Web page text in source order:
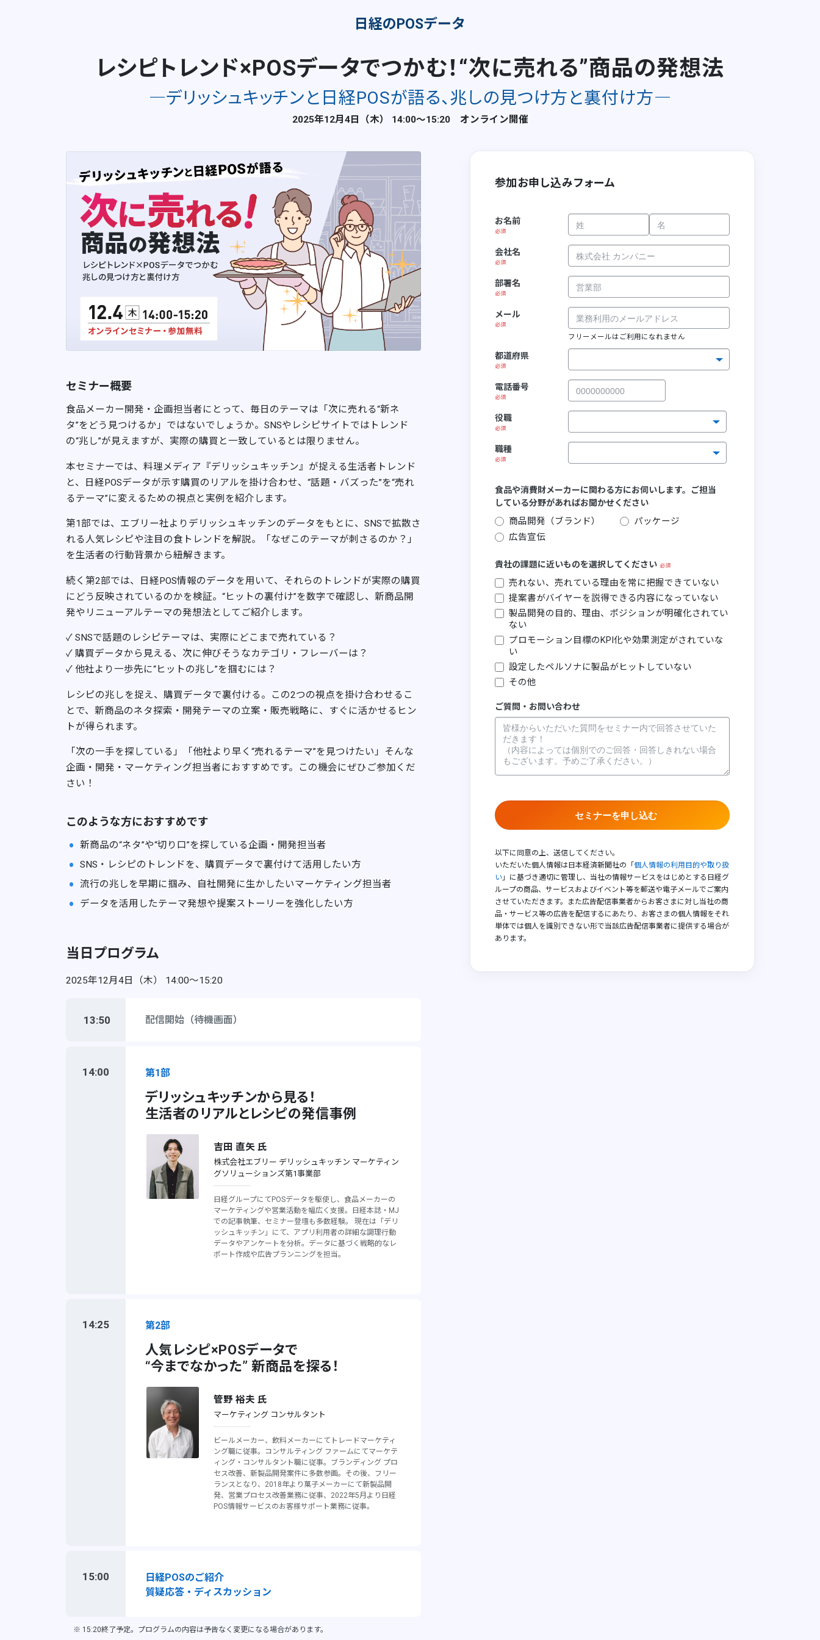
日経のPOSデータ
レシピトレンド×POSデータでつかむ！“次に売れる”商品の発想法
―デリッシュキッチンと日経POSが語る、兆しの見つけ方と裏付け方―
2025年12月4日（木） 14:00〜15:20 オンライン開催
セミナー概要
食品メーカー開発・企画担当者にとって、毎日のテーマは「次に売れる“新ネ
タ”をどう見つけるか」ではないでしょうか。SNSやレシピサイトではトレンド
の“兆し”が見えますが、実際の購買と一致しているとは限りません。
本セミナーでは、料理メディア『デリッシュキッチン』が捉える生活者トレンド
と、日経POSデータが示す購買のリアルを掛け合わせ、“話題・バズった”を“売れ
るテーマ”に変えるための視点と実例を紹介します。
第1部では、エブリー社よりデリッシュキッチンのデータをもとに、SNSで拡散さ
れる人気レシピや注目の食トレンドを解説。「なぜこのテーマが刺さるのか？」
を生活者の行動背景から紐解きます。
続く第2部では、日経POS情報のデータを用いて、それらのトレンドが実際の購買
にどう反映されているのかを検証。“ヒットの裏付け”を数字で確認し、新商品開
発やリニューアルテーマの発想法としてご紹介します。
✓ SNSで話題のレシピテーマは、実際にどこまで売れている？
✓ 購買データから見える、次に伸びそうなカテゴリ・フレーバーは？
✓ 他社より一歩先に“ヒットの兆し”を掴むには？
レシピの兆しを捉え、購買データで裏付ける。この2つの視点を掛け合わせるこ
とで、新商品のネタ探索・開発テーマの立案・販売戦略に、すぐに活かせるヒン
トが得られます。
「次の一手を探している」「他社より早く“売れるテーマ”を見つけたい」そんな
企画・開発・マーケティング担当者におすすめです。この機会にぜひご参加くだ
さい！
このような方におすすめです
新商品の“ネタ”や“切り口”を探している企画・開発担当者
SNS・レシピのトレンドを、購買データで裏付けて活用したい方
流行の兆しを早期に掴み、自社開発に生かしたいマーケティング担当者
データを活用したテーマ発想や提案ストーリーを強化したい方
当日プログラム
2025年12月4日（木） 14:00〜15:20
13:50 配信開始（待機画面）
14:00 第1部
デリッシュキッチンから見る！
生活者のリアルとレシピの発信事例
吉田 直矢 氏
株式会社エブリー デリッシュキッチン マーケティン
グソリューションズ第1事業部
日経グループにてPOSデータを駆使し、食品メーカーの
マーケティングや営業活動を幅広く支援。日経本誌・MJ
での記事執筆、セミナー登壇も多数経験。 現在は「デリ
ッシュキッチン」にて、アプリ利用者の詳細な調理行動
データやアンケートを分析。データに基づく戦略的なレ
ポート作成や広告プランニングを担当。
14:25 第2部
人気レシピ×POSデータで
“今までなかった” 新商品を探る！
管野 裕夫 氏
マーケティング コンサルタント
ビールメーカー、飲料メーカーにてトレードマーケティ
ング職に従事。コンサルティング ファームにてマーケテ
ィング・コンサルタント職に従事。ブランディング プロ
セス改善、新製品開発案件に多数参画。その後、フリー
ランスとなり、2018年より菓子メーカーにて新製品開
発、営業プロセス改善業務に従事、2022年5月より日経
POS情報サービスのお客様サポート業務に従事。
15:00
日経POSのご紹介
質疑応答・ディスカッション
※ 15:20終了予定。プログラムの内容は予告なく変更になる場合があります。
参加お申し込みフォーム
お名前
会社名
部署名
メール
フリーメールはご利用になれません
都道府県
電話番号
役職
職種
食品や消費財メーカーに関わる方にお伺いします。ご担当
している分野があればお聞かせください
商品開発（ブランド）
パッケージ
広告宣伝
貴社の課題に近いものを選択してください
売れない、売れている理由を常に把握できていない
提案書がバイヤーを説得できる内容になっていない
製品開発の目的、理由、ポジションが明確化されてい
ない
プロモーション目標のKPI化や効果測定がされていな
い
設定したペルソナに製品がヒットしていない
その他
ご質問・お問い合わせ
以下に同意の上、送信してください。
いただいた個人情報は日本経済新聞社の「 個人情報の利用目的や取り扱
い」に基づき適切に管理し、当社の情報サービスをはじめとする日経グ
ループの商品、サービスおよびイベント等を郵送や電子メールでご案内
させていただきます。また広告配信事業者からお客さまに対し当社の商
品・サービス等の広告を配信するにあたり、お客さまの個人情報をそれ
単体では個人を識別できない形で当該広告配信事業者に提供する場合が
あります。